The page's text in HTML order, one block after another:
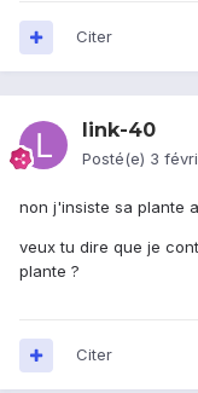
Citer
link-40
Posté(e) 3
non j'insiste sa plante
veux tu dire que je
plante ?
Citer